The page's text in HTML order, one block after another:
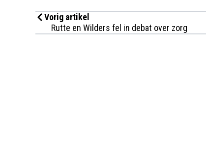
Vorig artikel
Rutte en Wilders fel in debat over zorg